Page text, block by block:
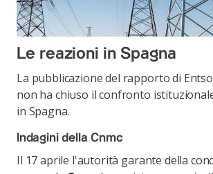
Le reazioni in Spagna
La pubblicazione del rapporto di
non ha chiuso il confronto
in Spagna.
Indagini della Cnmc
Il 17 aprile l'autorità garante della